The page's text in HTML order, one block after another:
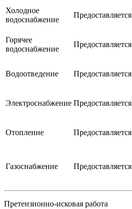
Холодное
водоснабжение
Предоставляется
Горячее
водоснабжение
Предоставляется
Водоотведение Предоставляется
Электроснабжение Предоставляется
Отопление Предоставляется
Газоснабжение Предоставляется
Претензионно-исковая работа